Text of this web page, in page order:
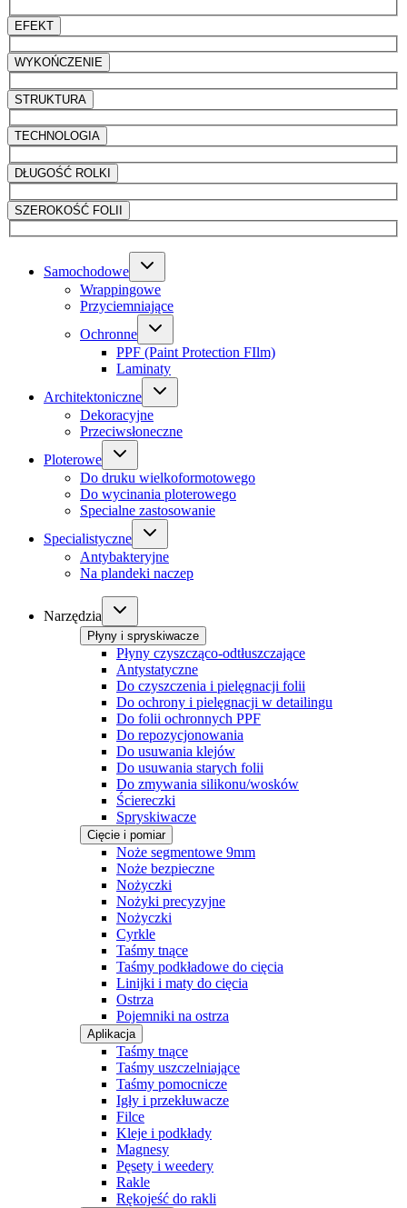
EFEKT
WYKOŃCZENIE
STRUKTURA
TECHNOLOGIA
DŁUGOŚĆ ROLKI
SZEROKOŚĆ FOLII
Samochodowe
Wrappingowe
Przyciemniające
Ochronne
PPF (Paint Protection FIlm)
Laminaty
Architektoniczne
Dekoracyjne
Przeciwsłoneczne
Ploterowe
Do druku wielkoformotowego
Do wycinania ploterowego
Specialne zastosowanie
Specialistyczne
Antybakteryjne
Na plandeki naczep
Narzędzia
Płyny i spryskiwacze
Płyny czyszcząco-odtłuszczające
Antystatyczne
Do czyszczenia i pielęgnacji folii
Do ochrony i pielęgnacji w detailingu
Do folii ochronnych PPF
Do repozycjonowania
Do usuwania klejów
Do usuwania starych folii
Do zmywania silikonu/wosków
Ściereczki
Spryskiwacze
Cięcie i pomiar
Noże segmentowe 9mm
Noże bezpieczne
Nożyczki
Nożyki precyzyjne
Nożyczki
Cyrkle
Taśmy tnące
Taśmy podkładowe do cięcia
Linijki i maty do cięcia
Ostrza
Pojemniki na ostrza
Aplikacja
Taśmy tnące
Taśmy uszczelniające
Taśmy pomocnicze
Igły i przekłuwacze
Filce
Kleje i podkłady
Magnesy
Pęsety i weedery
Rakle
Rękojeść do rakli